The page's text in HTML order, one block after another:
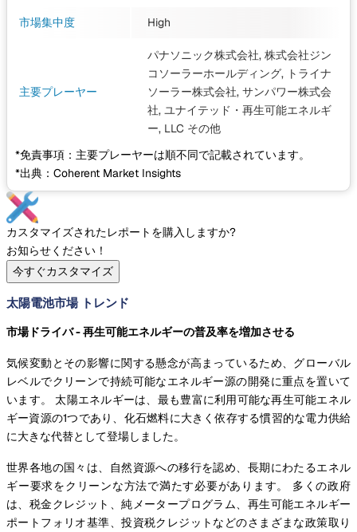
市場集中度 High
主要プレーヤー
パナソニック株式会社, 株式会社ジン
コソーラーホールディング, トライナ
ソーラー株式会社, サンパワー株式会
社, ユナイテッド・再生可能エネルギ
ー, LLC その他
*免責事項：主要プレーヤーは順不同で記載されています。
*出典：Coherent Market Insights
カスタマイズされたレポートを購入しますか?
お知らせください！
今すぐカスタマイズ
太陽電池市場 トレンド
市場ドライバ - 再生可能エネルギーの普及率を増加させる
気候変動とその影響に関する懸念が高まっているため、グローバル
レベルでクリーンで持続可能なエネルギー源の開発に重点を置いて
います。 太陽エネルギーは、最も豊富に利用可能な再生可能エネル
ギー資源の1つであり、化石燃料に大きく依存する慣習的な電力供給
に大きな代替として登場しました。
世界各地の国々は、自然資源への移行を認め、長期にわたるエネル
ギー要求をクリーンな方法で満たす必要があります。 多くの政府
は、税金クレジット、純メータープログラム、再生可能エネルギー
ポートフォリオ基準、投資税クレジットなどのさまざまな政策取り